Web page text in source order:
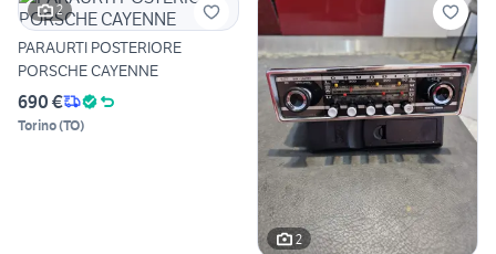
2
PARAURTI POSTERIORE
PORSCHE CAYENNE
690 €
Torino(TO)
2